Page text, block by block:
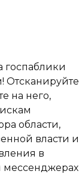
госпаблики
Отсканируйте
на него,
области,
власти и
в
мессенджерах